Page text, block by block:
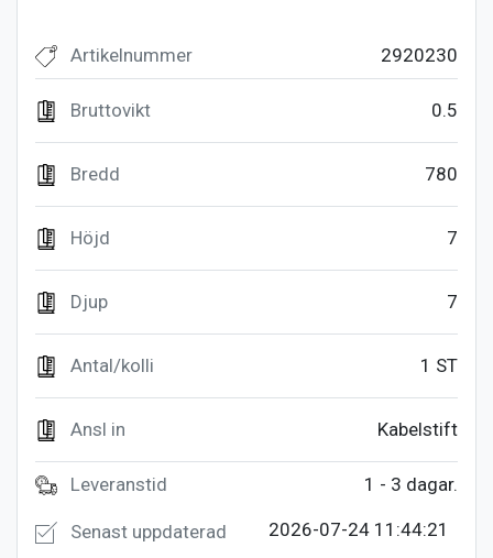
2920230
Artikelnummer
0.5
Bruttovikt
780
Bredd
7
Höjd
7
Djup
1 ST
Antal/kolli
Kabelstift
Ansl in
1 - 3 dagar.
Leveranstid
2026-07-24 11:44:21
Senast uppdaterad